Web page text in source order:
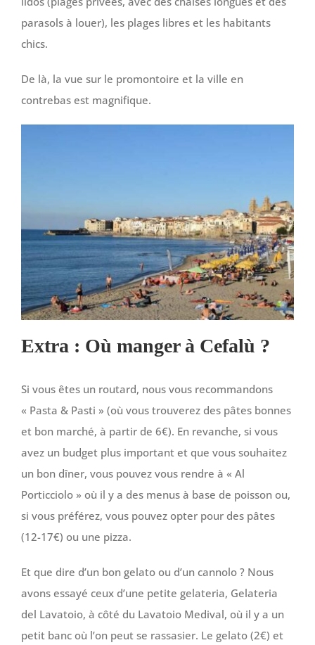
parasols à louer), les plages libres et les habitants
chics.
De là, la vue sur le promontoire et la ville en
contrebas est magnifique.
Extra : Où manger à Cefalù ?
Si vous êtes un routard, nous vous recommandons
« Pasta & Pasti » (où vous trouverez des pâtes bonnes
et bon marché, à partir de 6€). En revanche, si vous
avez un budget plus important et que vous souhaitez
un bon dîner, vous pouvez vous rendre à « Al
Porticciolo » où il y a des menus à base de poisson ou,
si vous préférez, vous pouvez opter pour des pâtes
(12-17€) ou une pizza.
Et que dire d’un bon gelato ou d’un cannolo ? Nous
avons essayé ceux d’une petite gelateria, Gelateria
del Lavatoio, à côté du Lavatoio Medival, où il y a un
petit banc où l’on peut se rassasier. Le gelato (2€) et